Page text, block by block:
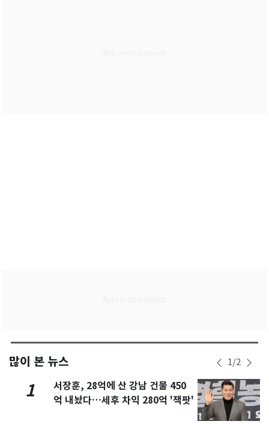
많이 본 뉴스 1/2
1
서장훈, 28억에 산 강남 건물 450
억 내놨다…세후 차익 280억 '잭팟'